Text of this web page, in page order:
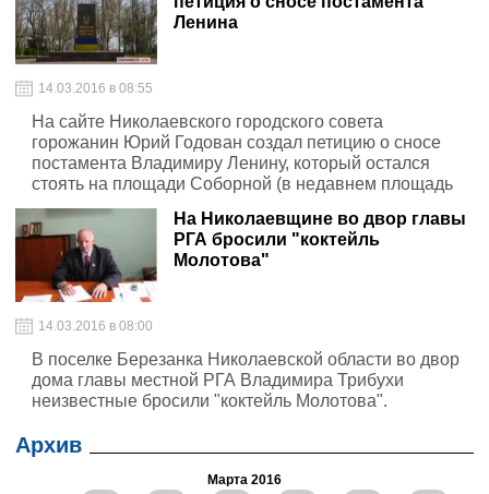
Ленина
14.03.2016 в 08:55
На сайте Николаевского городского совета
горожанин Юрий Годован создал петицию о сносе
постамента Владимиру Ленину, который остался
стоять на площади Соборной (в недавнем площадь
Ленина), а на его месте установить фонтан и
скамейки.
На Николаевщине во двор главы
РГА бросили "коктейль
Молотова"
14.03.2016 в 08:00
В поселке Березанка Николаевской области во двор
дома главы местной РГА Владимира Трибухи
неизвестные бросили "коктейль Молотова".
Архив
Марта 2016